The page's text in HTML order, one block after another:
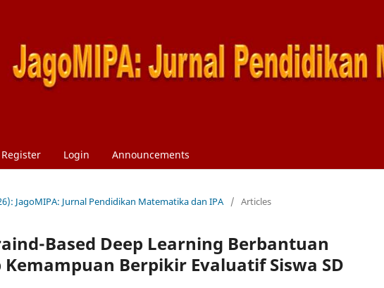
Register Login Announcements
JagoMIPA: Jurnal Pendidikan Matematika dan IPA / Articles
Based Deep Learning Berbantuan
Berpikir Evaluatif Siswa SD